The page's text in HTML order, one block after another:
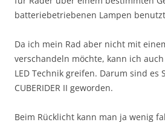
batteriebetriebenen Lampen
Da ich mein Rad aber nicht mit
verschandeln möchte, kann ich
LED Technik greifen. Darum sind es
CUBERIDER II geworden.
Beim Rücklicht kann man ja wenig